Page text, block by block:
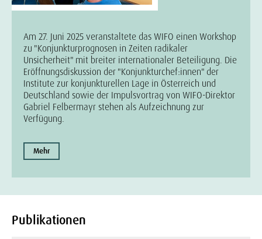
Am 27. Juni 2025 veranstaltete das WIFO einen Workshop
zu "Konjunkturprognosen in Zeiten radikaler
Unsicherheit" mit breiter internationaler Beteiligung. Die
Eröffnungsdiskussion der "Konjunkturchef:innen" der
Institute zur konjunkturellen Lage in Österreich und
Deutschland sowie der Impulsvortrag von WIFO-Direktor
Gabriel Felbermayr stehen als Aufzeichnung zur
Verfügung.
Mehr
Publikationen